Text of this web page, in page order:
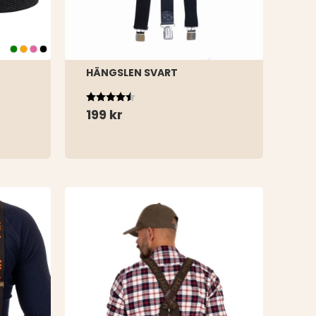
HÄNGSLEN SVART
199 kr
Betyg:
4.5 utav 5 stjärnor